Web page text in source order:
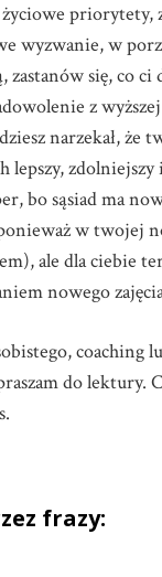
priorytety,
wyzwanie, w
się, co
z
narzekał, że
lepszy,
bo sąsiad ma
w twojej
ale dla ciebie
nowego
do
frazy: